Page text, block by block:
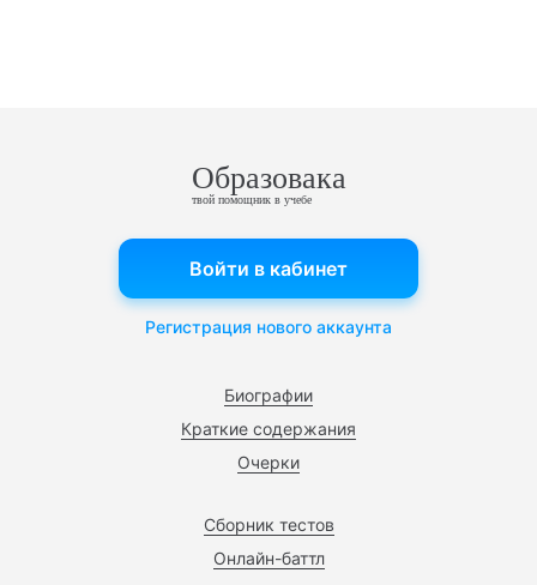
Образовака
твой помощник в учебе
Биографии
Краткие содержания
Очерки
Сборник тестов
Онлайн-баттл
Войти в кабинет
Регистрация нового аккаунта